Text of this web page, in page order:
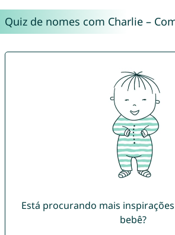
Quiz de nomes com Charlie –
Está procurando mais
bebê?